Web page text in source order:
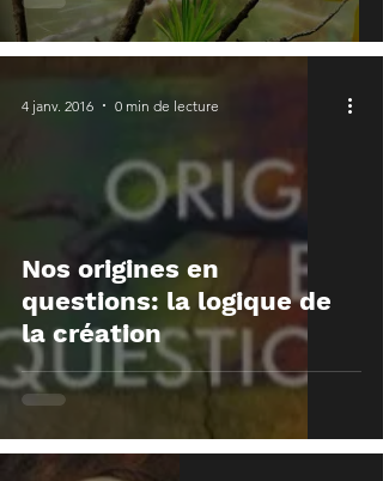
Nos origines en
questions: la logique de
la création
4 janv. 2016 0 min de lecture